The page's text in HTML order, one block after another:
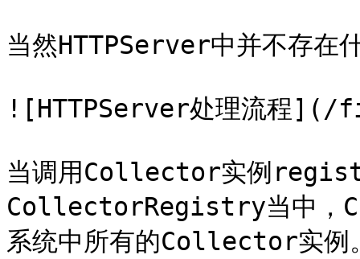
当然HTTPServer中并不存在
![HTTPServer处理流程](/
当调用Collector实例
CollectorRegistry当中，
系统中所有的Collector实例